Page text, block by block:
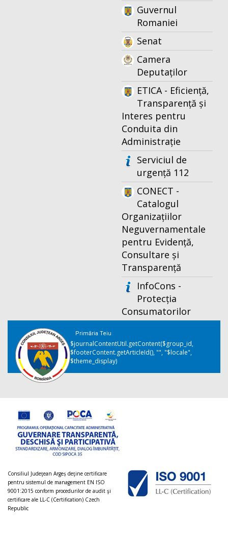
Guvernul
Romaniei
Senat
Camera
Deputaților
ETICA - Eficiență,
Transparență și
Interes pentru
Conduita din
Administrație
Serviciul de
urgență 112
CONECT -
Catalogul
Organizațiilor
Neguvernamentale
pentru Evidență,
Consultare și
Transparență
InfoCons -
Protecția
Consumatorilor
Primăria Teiu
$journalContentUtil.getContent($group_id,
$footerContent.getArticleId(), "", "$locale",
$theme_display)
Consiliul Judeţean Argeș deţine certificare
pentru sistemul de management EN ISO
9001:2015 conform procedurilor de audit şi
certificare ale LL-C (Certification) Czech
Republic